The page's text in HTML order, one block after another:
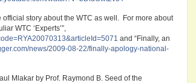
story about the WTC as well. For more about
WTC ‘Experts’”,
and “Finally, an
news/2009-08-22/finally-apology-national-
Mlakar by Prof. Raymond B. Seed of the